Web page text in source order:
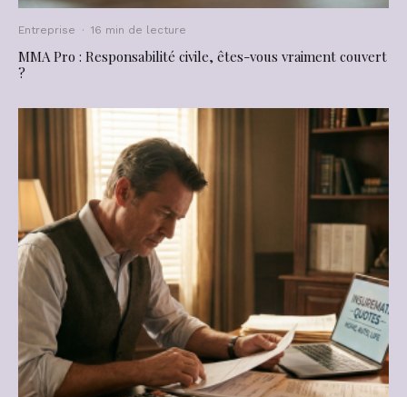
Entreprise · 16 min de lecture
MMA Pro : Responsabilité civile, êtes-vous vraiment couvert
?